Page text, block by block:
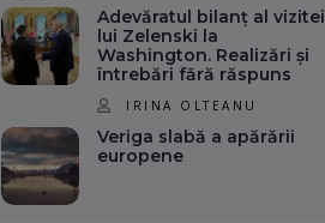
Adevăratul bilanț al vizitei
lui Zelenski la
Washington. Realizări și
întrebări fără răspuns
IRINA OLTEANU
Veriga slabă a apărării
europene